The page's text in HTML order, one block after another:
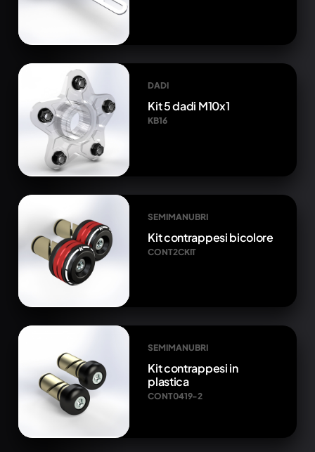
DADI
Kit 5 dadi M10x1
KB16
SEMIMANUBRI
Kit contrappesi bicolore
CONT2CKIT
SEMIMANUBRI
Kit contrappesi in
plastica
CONT0419-2